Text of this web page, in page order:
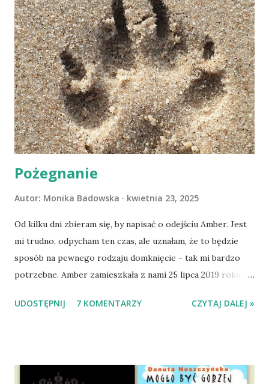
Pożegnanie
Autor: Monika Badowska kwietnia 23, 2025
Od kilku dni zbieram się, by napisać o odejściu Amber. Jest
mi trudno, odpycham ten czas, ale uznałam, że to będzie
sposób na pewnego rodzaju domknięcie - tak mi bardzo
potrzebne. Amber zamieszkała z nami 25 lipca 2019 roku.
Mazowieckim, pojechaliśmy na wizytę zapoznawczą, a kilka
wspólnego życia przeczytacie TUTAJ i TUTAJ . Gdy już
UDOSTĘPNIJ 7 KOMENTARZY CZYTAJ DALEJ »